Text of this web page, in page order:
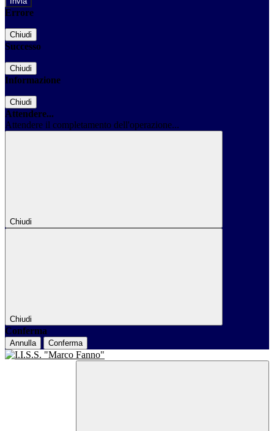
Errore
Chiudi
Successo
Chiudi
Informazione
Chiudi
Attendere...
Attendere il completamento dell'operazione...
Chiudi
Chiudi
Conferma
Annulla Conferma